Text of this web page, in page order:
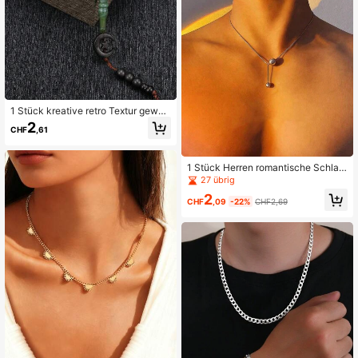
1 Stück kreative retro Textur geweb
te Perlen-Kette, bunte Perlenverarb
eitung, Kultschmuck Dekor
CHF2 ,61
1 Stück Herren romantische Schlan
genknochen-Kette, Edelstahl-Rund
perlen-Halskette, Party- und Feiert
agsaccessoire
27 übrig
CHF2 ,09 -22% CHF2,69